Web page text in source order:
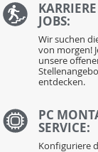
JOBS:
Wir suchen
von morgen!
unsere
entdecken.
PC
SERVICE:
Konfiguriere